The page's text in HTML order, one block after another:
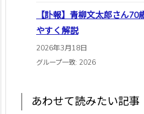
【訃報】青柳文太郎さん
やすく解説
2026年3月18日
グループ一致: 2026
あわせて読みたい記事